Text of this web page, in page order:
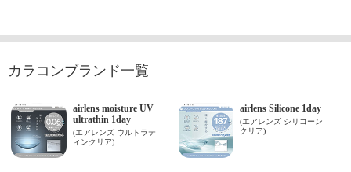
カラコンブランド一覧